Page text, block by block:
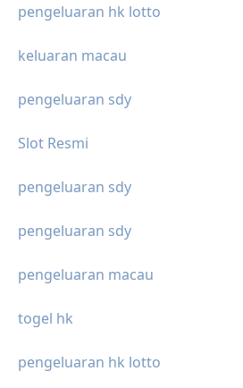
pengeluaran hk lotto
keluaran macau
pengeluaran sdy
Slot Resmi
pengeluaran sdy
pengeluaran sdy
pengeluaran macau
togel hk
pengeluaran hk lotto